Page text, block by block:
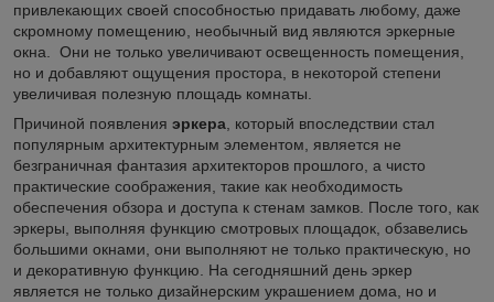
привлекающих своей способностью придавать любому, даже
скромному помещению, необычный вид являются эркерные
окна. Они не только увеличивают освещенность помещения,
но и добавляют ощущения простора, в некоторой степени
увеличивая полезную площадь комнаты.
Причиной появления эркера , который впоследствии стал
популярным архитектурным элементом, является не
безграничная фантазия архитекторов прошлого, а чисто
практические соображения, такие как необходимость
обеспечения обзора и доступа к стенам замков. После того, как
эркеры, выполняя функцию смотровых площадок, обзавелись
большими окнами, они выполняют не только практическую, но
и декоративную функцию. На сегодняшний день эркер
является не только дизайнерским украшением дома, но и